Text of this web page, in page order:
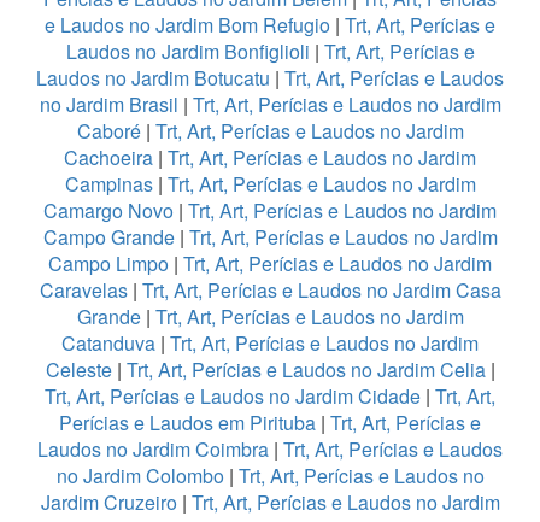
e Laudos no Jardim Bom Refugio | Trt, Art, Perícias e
Laudos no Jardim Bonfiglioli | Trt, Art, Perícias e
Laudos no Jardim Botucatu | Trt, Art, Perícias e Laudos
no Jardim Brasil | Trt, Art, Perícias e Laudos no Jardim
Caboré| Trt, Art, Perícias e Laudos no Jardim
Cachoeira | Trt, Art, Perícias e Laudos no Jardim
Campinas| Trt, Art, Perícias e Laudos no Jardim
Camargo Novo | Trt, Art, Perícias e Laudos no Jardim
Campo Grande| Trt, Art, Perícias e Laudos no Jardim
Campo Limpo | Trt, Art, Perícias e Laudos no Jardim
Caravelas| Trt, Art, Perícias e Laudos no Jardim Casa
Grande| Trt, Art, Perícias e Laudos no Jardim
Catanduva | Trt, Art, Perícias e Laudos no Jardim
Celeste| Trt, Art, Perícias e Laudos no Jardim Celia|
Trt, Art, Perícias e Laudos no Jardim Cidade | Trt, Art,
Perícias e Laudos em Pirituba | Trt, Art, Perícias e
Laudos no Jardim Coimbra | Trt, Art, Perícias e Laudos
no Jardim Colombo| Trt, Art, Perícias e Laudos no
Jardim Cruzeiro| Trt, Art, Perícias e Laudos no Jardim